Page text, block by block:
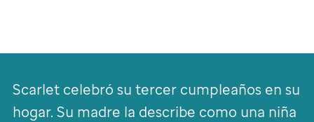
Scarlet celebró su tercer cumpleaños en su
hogar. Su madre la describe como una niña